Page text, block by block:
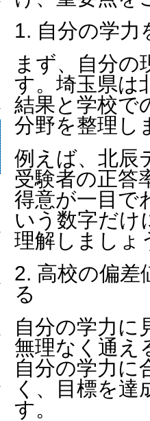
1. 自分の学力
まず、自分の
す。埼玉県は
結果と学校で
分野を整理し
例えば、北辰
受験者の正答
得意が一目で
いう数字だけ
理解しましょ
2. 高校の偏差
る
自分の学力に
無理なく通え
自分の学力に
く、目標を
す。